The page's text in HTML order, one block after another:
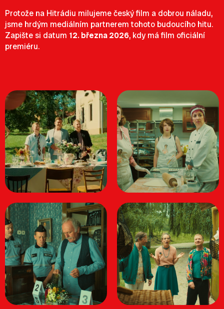
Protože na Hitrádiu milujeme český film a dobrou náladu,
jsme hrdým mediálním partnerem tohoto budoucího hitu.
Zapište si datum 12. března 2026, kdy má film oficiální
premiéru.